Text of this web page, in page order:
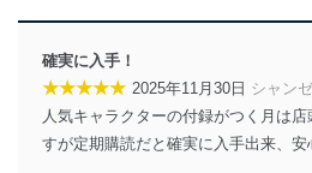
得・利用・提供を行います。また
供・開示は行いません。当社にお
みを確実にするため、従業者等
ます。また、目的外利用を行わな
確実に入手！
★★★★★ 2025年11月30日 シャン
人気キャラクターの付録がつく月は
すが定期購読だと確実に入手出来、安